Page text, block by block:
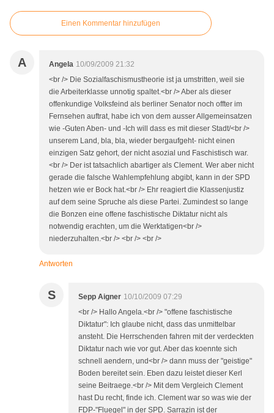
Einen Kommentar hinzufügen
A Angela 10/09/2009 21:32
<br /> Die Sozialfaschismustheorie ist ja umstritten, weil sie
die Arbeiterklasse unnotig spaltet.<br /> Aber als dieser
offenkundige Volksfeind als berliner Senator noch offter im
Fernsehen auftrat, habe ich von dem ausser Allgemeinsatzen
wie -Guten Aben- und -Ich will dass es mit dieser Stadt/<br />
unserem Land, bla, bla, wieder bergaufgeht- nicht einen
einzigen Satz gehort, der nicht asozial und Faschistisch war.
<br /> Der ist tatsachlich abartiger als Clement. Wer aber nicht
gerade die falsche Wahlempfehlung abgibt, kann in der SPD
hetzen wie er Bock hat.<br /> Ehr reagiert die Klassenjustiz
auf dem seine Spruche als diese Partei. Zumindest so lange
die Bonzen eine offene faschistische Diktatur nicht als
notwendig erachten, um die Werktatigen<br />
niederzuhalten.<br /> <br /> <br />
Antworten
S Sepp Aigner 10/10/2009 07:29
<br /> Hallo Angela.<br /> "offene faschistische
Diktatur": Ich glaube nicht, dass das unmittelbar
ansteht. Die Herrschenden fahren mit der verdeckten
Diktatur nach wie vor gut. Aber das koennte sich
schnell aendern, und<br /> dann muss der "geistige"
Boden bereitet sein. Eben dazu leistet dieser Kerl
seine Beitraege.<br /> Mit dem Vergleich Clement
hast Du recht, finde ich. Clement war so was wie der
FDP-"Fluegel" in der SPD. Sarrazin ist der